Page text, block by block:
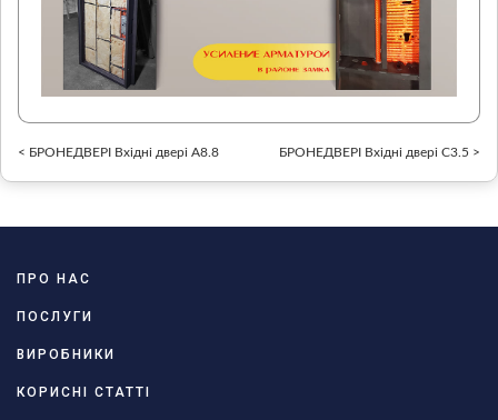
< БРОНЕДВЕРІ Вхідні двері А8.8 БРОНЕДВЕРІ Вхідні двері С3.5 >
ПРО НАС
ПОСЛУГИ
ВИРОБНИКИ
КОРИСНІ СТАТТІ